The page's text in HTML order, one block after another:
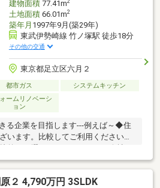
建物面積77.41m
土地面積66.01m2
築年月 1997年9月(築29年)
東武伊勢崎線 竹ノ塚駅 徒歩18分
その他の交通
東京都足立区六月２
都市ガス システムキッチン
ームリノベーシ
ョン
る企業を目指します---例えば～◆住
ます。比較してご利用ください。
較して選べます。リフォーム会社を
。※何社ご紹介しても料金はいただ
ミュレーションの実施が可能です。
？老後は？子供の進学は？などの
２ 4,790万円 3SLDK